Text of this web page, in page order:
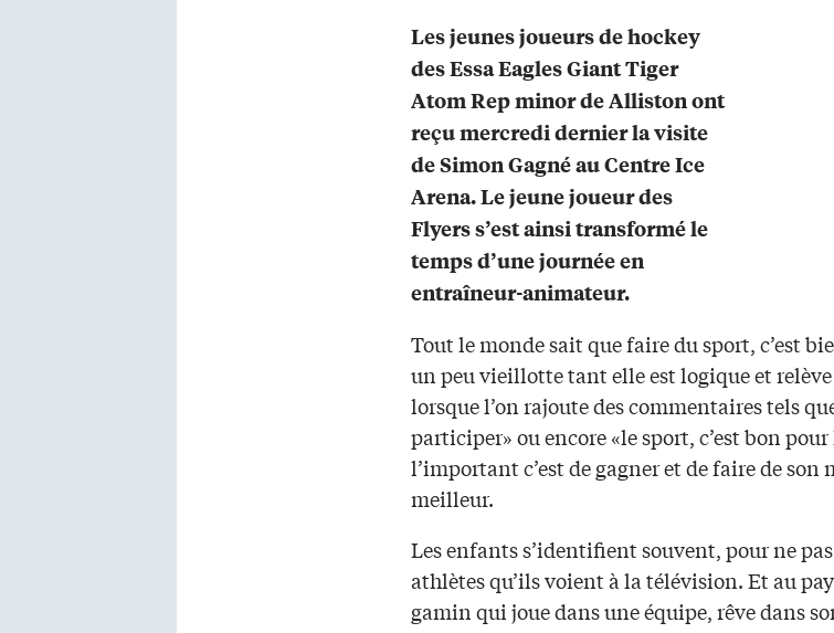
Les jeunes joueurs de hockey
des Essa Eagles Giant Tiger
Atom Rep minor de Alliston ont
reçu mercredi dernier la visite
de Simon Gagné au Centre Ice
Arena. Le jeune joueur des
Flyers s’est ainsi transformé le
temps d’une journée en
entraîneur-animateur.
Tout le monde sait que faire du sport, c’est
un peu vieillotte tant elle est logique et
lorsque l’on rajoute des commentaires tels
participer» ou encore «le sport, c’est bon
l’important c’est de gagner et de faire de son
meilleur.
Les enfants s’identifient souvent, pour ne
athlètes qu’ils voient à la télévision. Et au
gamin qui joue dans une équipe, rêve dans